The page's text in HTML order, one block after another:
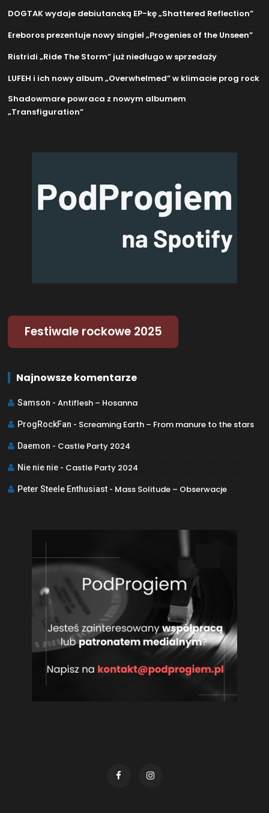
DOGTAK wydaje debiutancką EP-kę „Shattered Reflection”
Ereboros prezentuje nowy singiel „Progenies of the Unseen”
Ristridi „Ride The Storm” już niedługo w sprzedaży
LUFEH i ich nowy album „Overwhelmed” w klimacie prog rock
Shadowmare powraca z nowym albumem
„Transfiguration”
Festiwale rockowe 2025
Najnowsze komentarze
Samson - Antiflesh – Hosanna
ProgRockFan - Screaming Earth – From manure to the stars
Daemon - Castle Party 2024
Nie nie nie - Castle Party 2024
Peter Steele Enthusiast - Mass Solitude – Obserwacje